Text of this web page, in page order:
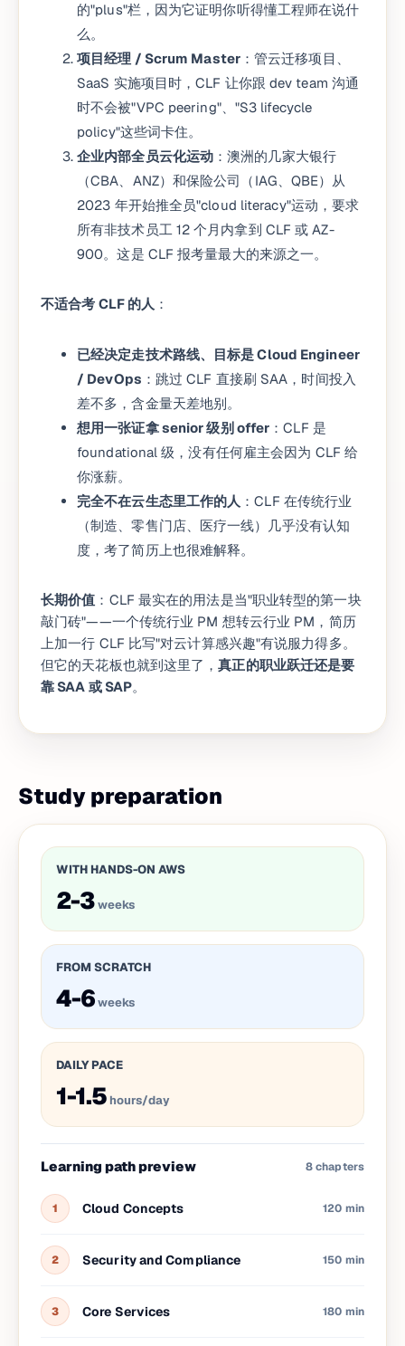
的"plus"栏，因为它证明你听得懂工程师在说什
么。
项目经理 / Scrum Master：管云迁移项目、
SaaS 实施项目时，CLF 让你跟 dev team 沟通
时不会被"VPC peering"、"S3 lifecycle
policy"这些词卡住。
企业内部全员云化运动 ：澳洲的几家大银行
（CBA、ANZ）和保险公司（IAG、QBE）从
2023 年开始推全员"cloud literacy"运动，要求
所有非技术员工 12 个月内拿到 CLF 或 AZ-
900。这是 CLF 报考量最大的来源之一。
不适合考 CLF 的人 ：
已经决定走技术路线、目标是 Cloud Engineer
/ DevOps ：跳过 CLF 直接刷 SAA，时间投入
差不多，含金量天差地别。
想用一张证拿 senior 级别 offer ：CLF 是
foundational 级，没有任何雇主会因为 CLF 给
你涨薪。
完全不在云生态里工作的人 ：CLF 在传统行业
（制造、零售门店、医疗一线）几乎没有认知
度，考了简历上也很难解释。
长期价值 ：CLF 最实在的用法是当"职业转型的第一块
敲门砖"——一个传统行业 PM 想转云行业 PM，简历
上加一行 CLF 比写"对云计算感兴趣"有说服力得多。
但它的天花板也就到这里了，真正的职业跃迁还是要
靠 SAA 或 SAP。
Study preparation
WITH HANDS-ON AWS
2-3weeks
FROM SCRATCH
4-6weeks
DAILY PACE
1-1.5 hours/day
Learning path preview 8chapters
1 Cloud Concepts 120 min
2 Security and Compliance 150 min
3 Core Services 180 min